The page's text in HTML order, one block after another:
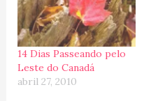
juntas elas formam a
grande “Ottawa-
Gatineau”, a quarta maior
cidade canadense.…
14 Dias Passeando pelo
Leste do Canadá
abril 27, 2010